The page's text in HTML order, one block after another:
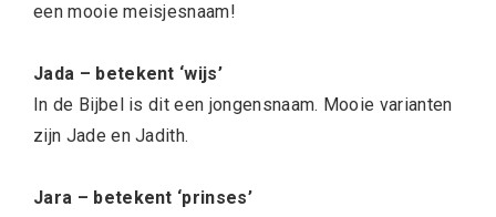
een mooie meisjesnaam!
Jada – betekent ‘wijs’
In de Bijbel is dit een jongensnaam. Mooie varianten
zijn Jade en Jadith.
Jara – betekent ‘prinses’